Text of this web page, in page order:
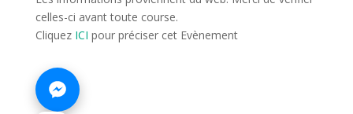
celles-ci avant toute course.
Cliquez ICI pour préciser cet Evènement